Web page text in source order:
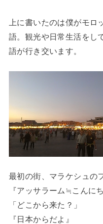
上に書いたのは僕がモロ
語。観光や日常生活をし
語が行き交います。
最初の街、マラケシュの
『アッサラーム≒こんにち
「どこから来た？」
『日本からだよ』